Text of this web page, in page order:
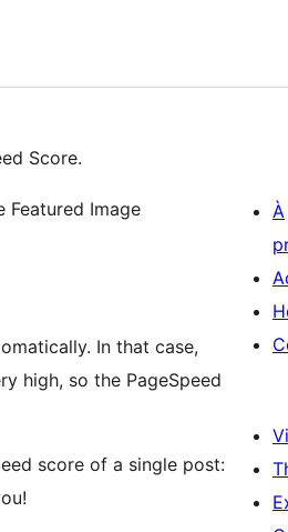
Score.
Featured Image
In that case,
high, so the PageSpeed
score of a single post:
À